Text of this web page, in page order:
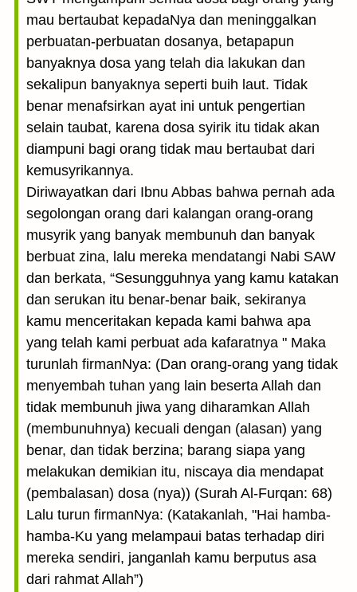
mau bertaubat kepadaNya dan meninggalkan
perbuatan-perbuatan dosanya, betapapun
banyaknya dosa yang telah dia lakukan dan
sekalipun banyaknya seperti buih laut. Tidak
benar menafsirkan ayat ini untuk pengertian
selain taubat, karena dosa syirik itu tidak akan
diampuni bagi orang tidak mau bertaubat dari
kemusyrikannya.
Diriwayatkan dari Ibnu Abbas bahwa pernah ada
segolongan orang dari kalangan orang-orang
musyrik yang banyak membunuh dan banyak
berbuat zina, lalu mereka mendatangi Nabi SAW
dan berkata, “Sesungguhnya yang kamu katakan
dan serukan itu benar-benar baik, sekiranya
kamu menceritakan kepada kami bahwa apa
yang telah kami perbuat ada kafaratnya " Maka
turunlah firmanNya: (Dan orang-orang yang tidak
menyembah tuhan yang lain beserta Allah dan
tidak membunuh jiwa yang diharamkan Allah
(membunuhnya) kecuali dengan (alasan) yang
benar, dan tidak berzina; barang siapa yang
melakukan demikian itu, niscaya dia mendapat
(pembalasan) dosa (nya)) (Surah Al-Furqan: 68)
Lalu turun firmanNya: (Katakanlah, "Hai hamba-
hamba-Ku yang melampaui batas terhadap diri
mereka sendiri, janganlah kamu berputus asa
dari rahmat Allah”)